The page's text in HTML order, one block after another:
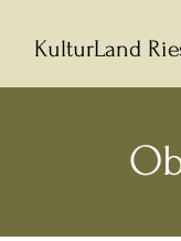
KulturLand